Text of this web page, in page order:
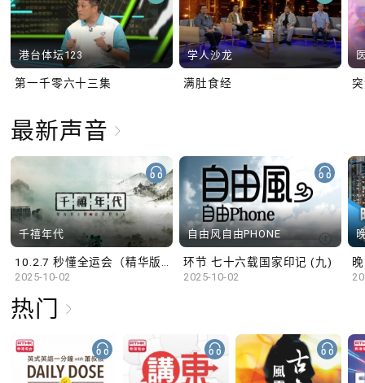
港台体坛123
第一千零六十三集
学人沙龙
满肚食经
最新声音
千禧年代
2025-10-02
自由风自由PHONE
环节 七十六载国家印记 (九)
2025-10-02
热门